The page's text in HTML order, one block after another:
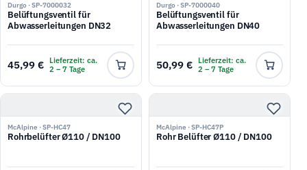
Durgo · SP-7000032
Belüftungsventil für
Abwasserleitungen DN32
45,99 €
Lieferzeit: ca.
2 – 7 Tage
Durgo · SP-7000040
Belüftungsventil für
Abwasserleitungen DN40
50,99 €
Lieferzeit: ca.
2 – 7 Tage
McAlpine · SP-HC47
Rohrbelüfter Ø110 / DN100
McAlpine · SP-HC47P
Rohr Belüfter Ø110 / DN100